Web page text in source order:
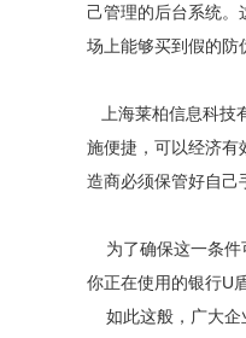
己管理的后台系统。
场上能够买到假的防
上海莱柏信息科技
施便捷，可以经济有
造商必须保管好自己
为了确保这一条件
你正在使用的银行U
如此这般，广大企